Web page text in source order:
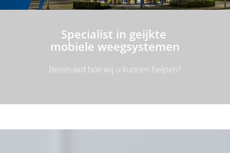
Specialist in geijkte
mobiele weegsystemen
Benieuwd hoe wij u kunnen helpen?